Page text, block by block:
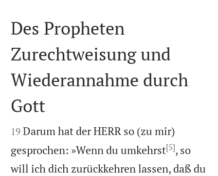

Des Propheten
Zurechtweisung und
Wiederannahme durch
Gott

19 Darum hat der HERR so (zu mir)
gesprochen: »Wenn du umkehrst[5], so
will ich dich zurückkehren lassen, daß du